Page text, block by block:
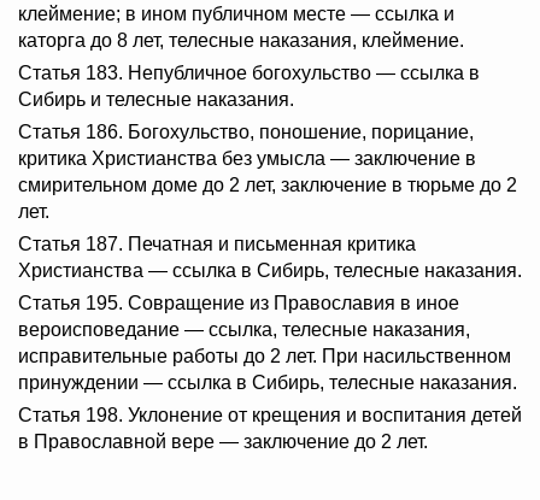
клеймение; в ином публичном месте — ссылка и
каторга до 8 лет, телесные наказания, клеймение.
Статья 183. Непубличное богохульство — ссылка в
Сибирь и телесные наказания.
Статья 186. Богохульство, поношение, порицание,
критика Христианства без умысла — заключение в
смирительном доме до 2 лет, заключение в тюрьме до 2
лет.
Статья 187. Печатная и письменная критика
Христианства — ссылка в Сибирь, телесные наказания.
Статья 195. Совращение из Православия в иное
вероисповедание — ссылка, телесные наказания,
исправительные работы до 2 лет. При насильственном
принуждении — ссылка в Сибирь, телесные наказания.
Статья 198. Уклонение от крещения и воспитания детей
в Православной вере — заключение до 2 лет.